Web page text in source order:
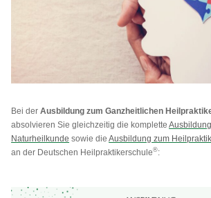
Bei derAusbildung zum Ganzheitlichen
absolvieren Sie gleichzeitig die komplette
Naturheilkunde sowie dieAusbildung zum
an der Deutschen Heilpraktikerschule®: